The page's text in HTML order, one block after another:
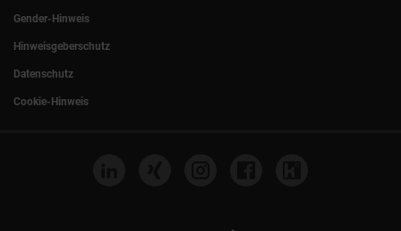
Gender-Hinweis
Hinweisgeberschutz
Datenschutz
Cookie-Hinweis